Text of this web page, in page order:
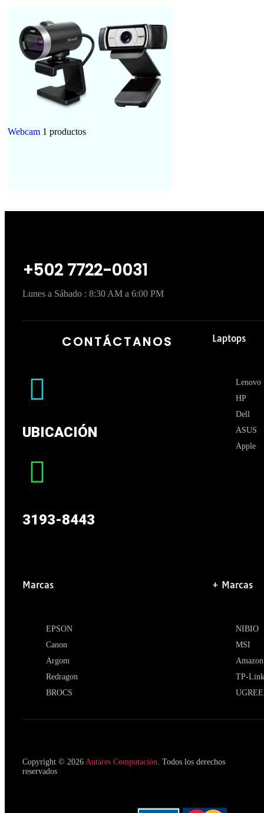
Webcam 1 productos
+502 7722-0031
Lunes a Sábado : 8:30 AM a 6:00 PM
CONTÁCTANOS
UBICACIÓN
3193-8443
Laptops
Lenovo
HP
Dell
ASUS
Apple
Marcas
EPSON
Canon
Argom
Redragon
BROCS
+ Marcas
NIBIO
MSI
Amazon
TP-Link
Copyright © 2026 Antares Computación. Todos los derechos
reservados